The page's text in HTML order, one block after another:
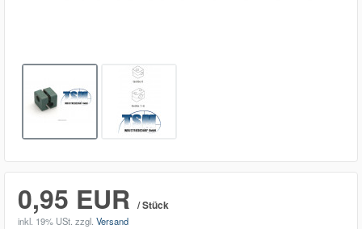
0,95 EUR / Stück
inkl. 19% USt. zzgl. Versand